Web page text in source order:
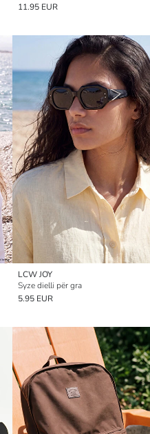
11.95 EUR
LCW JOY
Syze dielli për gra
5.95 EUR